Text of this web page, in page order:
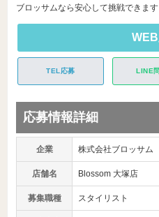
ブロッサムなら安心して挑戦できます
TEL応募 LINE
応募情報詳細
企業 株式会社ブロッサム
店舗名 Blossom 大塚店
募集職種 スタイリスト